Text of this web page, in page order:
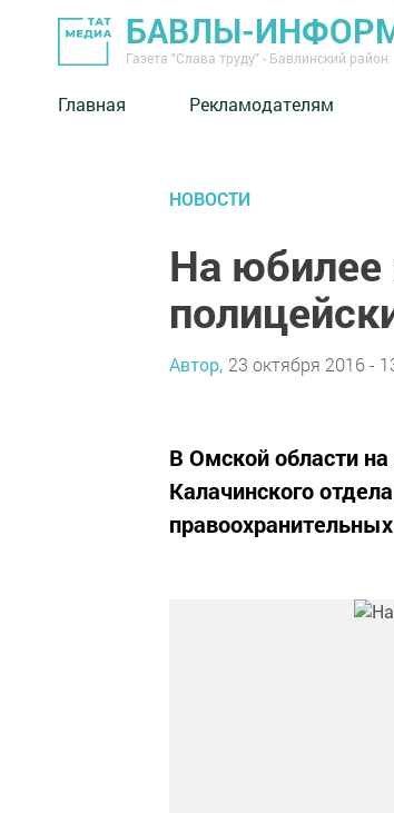
БАВЛЫ-
Газета "Слава труду" - Бавлинский район
Главная Рекламодателям
НОВОСТИ
На юбилее
Автор, 23 октября 2016 -
В Омской области
Калачинского